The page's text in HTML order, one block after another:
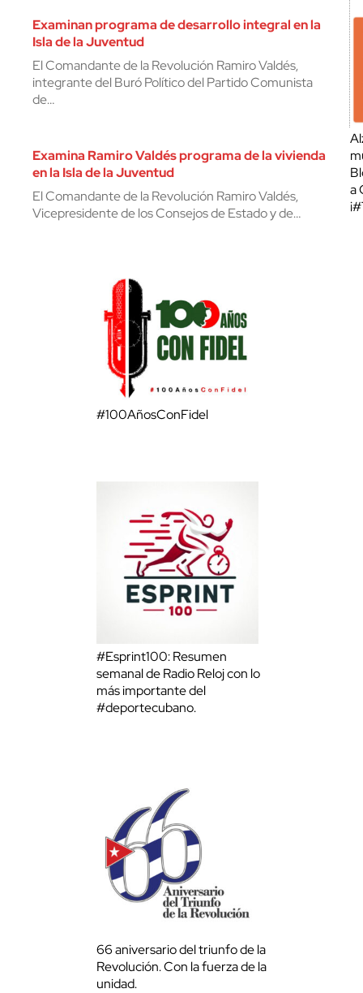
Examinan programa de desarrollo integral en la
Isla de la Juventud
El Comandante de la Revolución Ramiro Valdés,
integrante del Buró Político del Partido Comunista
de…
Examina Ramiro Valdés programa de la vivienda
en la Isla de la Juventud
El Comandante de la Revolución Ramiro Valdés,
Vicepresidente de los Consejos de Estado y de…
a
#100AñosConFidel
#Esprint100: Resumen
semanal de Radio Reloj con lo
más importante del
#deportecubano.
66 aniversario del triunfo de la
Revolución. Con la fuerza de la
unidad.